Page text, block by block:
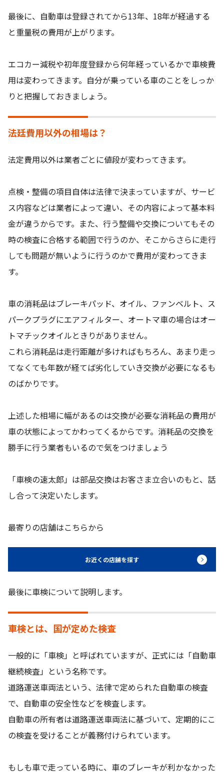
最後に、自動車は登録されてから13年、18年が経過する
と重量税の費用が上がります。
エコカー減税や初年度登録から何年経っているかで車検費
用は変わってきます。自分が乗っている車のことをしっか
りと把握しておきましょう。
法廷費用以外の相場は？
法定費用以外は業者ごとに値段が変わってきます。
点検・整備の項目自体は法律で決まっていますが、サービ
ス内容などは業者によって違い、その内容によって基本料
金が違うからです。また、行う整備や交換についてもその
時の検査に合格する範囲で行うのか、そこからさらに走行
しても問題が無いように行うのかで費用が変わってきま
す。
車の消耗品はブレーキパッド、オイル、ファンベルト、ス
パークプラグにエアフィルター、オートマ車の場合はオー
トマチックオイルときりがありません。
これら消耗品は走行距離が多ければもちろん、あまり走っ
てなくても年数が経てば劣化していき交換が必要になるも
のばかりです。
上述した相場に幅があるのは交換が必要な消耗品の費用が
車の状態によってかわってくるからです。消耗品の交換を
勝手に行う業者もいるので気をつけましょう
「車検の速太郎」は部品交換はお客さま立合いのもと、話
し合って決定いたします。
最寄りの店舗はこちらから
お近くの店舗を探す
最後に車検について説明します。
車検とは、国が定めた検査
一般的に「車検」と呼ばれていますが、正式には「自動車
継続検査」という名称です。
道路運送車両法という、法律で定められた自動車の検査
で、自動車の安全性などを検査します。
自動車の所有者は道路運送車両法に基づいて、定期的にこ
の検査を受けることが義務付けられています。
もしも車で走っている時に、車のブレーキが利かなかった